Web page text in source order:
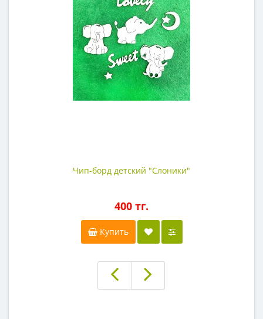
Чип-борд детский "Слоники"
400 тг.
Купить